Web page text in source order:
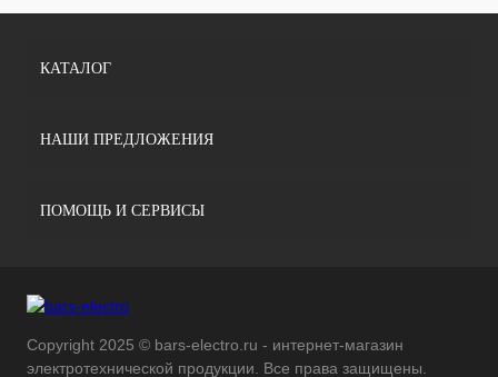
КАТАЛОГ
НАШИ ПРЕДЛОЖЕНИЯ
ПОМОЩЬ И СЕРВИСЫ
Copyright 2025 © bars-electro.ru - интернет-магазин
электротехнической продукции. Все права защищены.